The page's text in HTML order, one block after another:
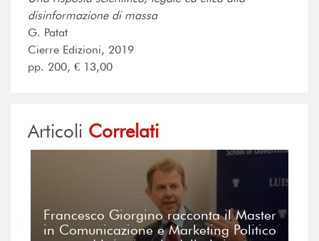
disinformazione di massa
G. Patat
Cierre Edizioni, 2019
pp. 200, € 13,00
Articoli Correlati
Francesco Giorgino racconta il Master
in Comunicazione e Marketing Politico